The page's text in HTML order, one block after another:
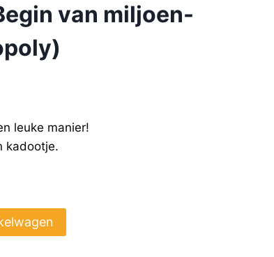
van miljoen-
leuke manier!
kadootje.